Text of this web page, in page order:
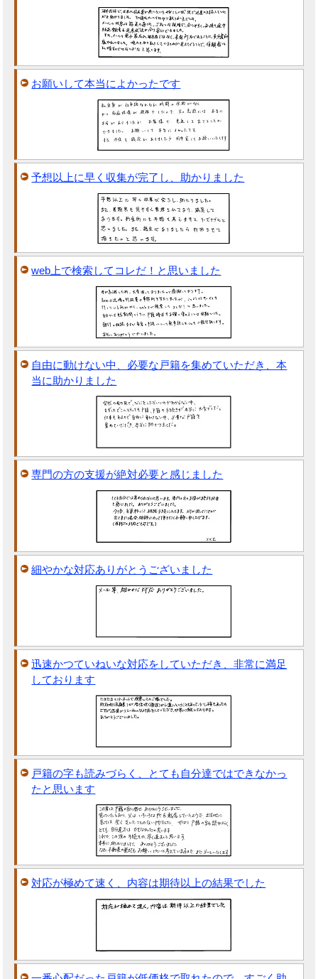
お願いして本当によかったです
予想以上に早く収集が完了し、助かりました
web上で検索してコレだ！と思いました
自由に動けない中、必要な戸籍を集めていただき、本
当に助かりました
専門の方の支援が絶対必要と感じました
細やかな対応ありがとうございました
迅速かつていねいな対応をしていただき、非常に満足
しております
戸籍の字も読みづらく、とても自分達ではできなかっ
たと思います
対応が極めて速く、内容は期待以上の結果でした